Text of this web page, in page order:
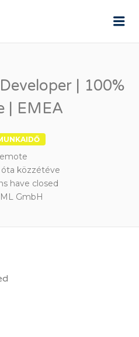
ÁLLÁSPORTÁL
| 100%
| EMEA
közzétéve
have closed
GmbH